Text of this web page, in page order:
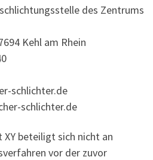
des Zentrums
Kehl am Rhein
schlichter.de
schlichter.de
beteiligt sich nicht an
vor der zuvor